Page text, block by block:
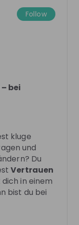
reach out to
Follow
bei
kluge
und
Du
Vertrauen
in einem
bist du bei